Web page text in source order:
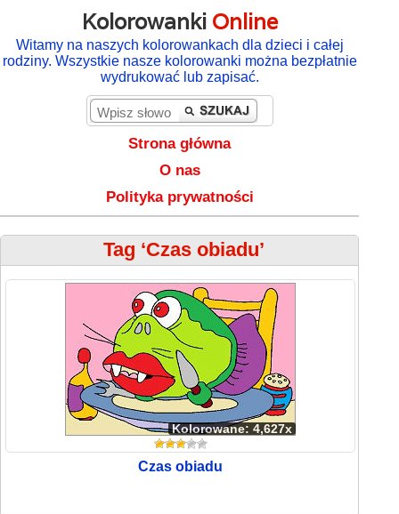
Kolorowanki Online
Witamy na naszych kolorowankach dla dzieci i całej
rodziny. Wszystkie nasze kolorowanki można bezpłatnie
wydrukować lub zapisać.
Strona główna
O nas
Polityka prywatności
Tag ‘Czas obiadu’
Kolorowane: 4,627x
Czas obiadu